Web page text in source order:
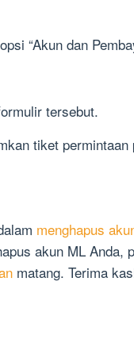
“Akun dan
tersebut.
tiket permintaan
menghapus
akun ML Anda,
matang. Terima